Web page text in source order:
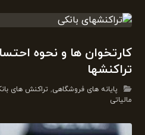
کارتخوان ها و نحوه
تراکنشها
پایانه های فروشگاهی,تراکنش های
مالیاتی